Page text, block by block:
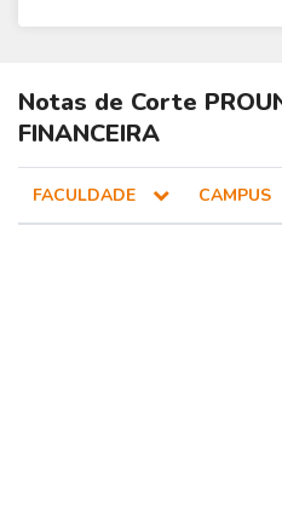
Notas de Corte
FINANCEIRA
FACULDADE CAMPUS